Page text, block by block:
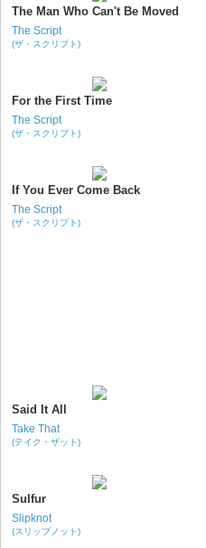
The Man Who Can't Be Moved
The Script
(ザ・スクリプト)
For the First Time
The Script
(ザ・スクリプト)
If You Ever Come Back
The Script
(ザ・スクリプト)
Said It All
Take That
(テイク・ザット)
Sulfur
Slipknot
(スリップノット)